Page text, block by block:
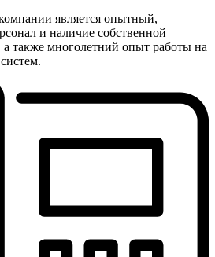
является опытный,
и наличие собственной
а также многолетний опыт работы на